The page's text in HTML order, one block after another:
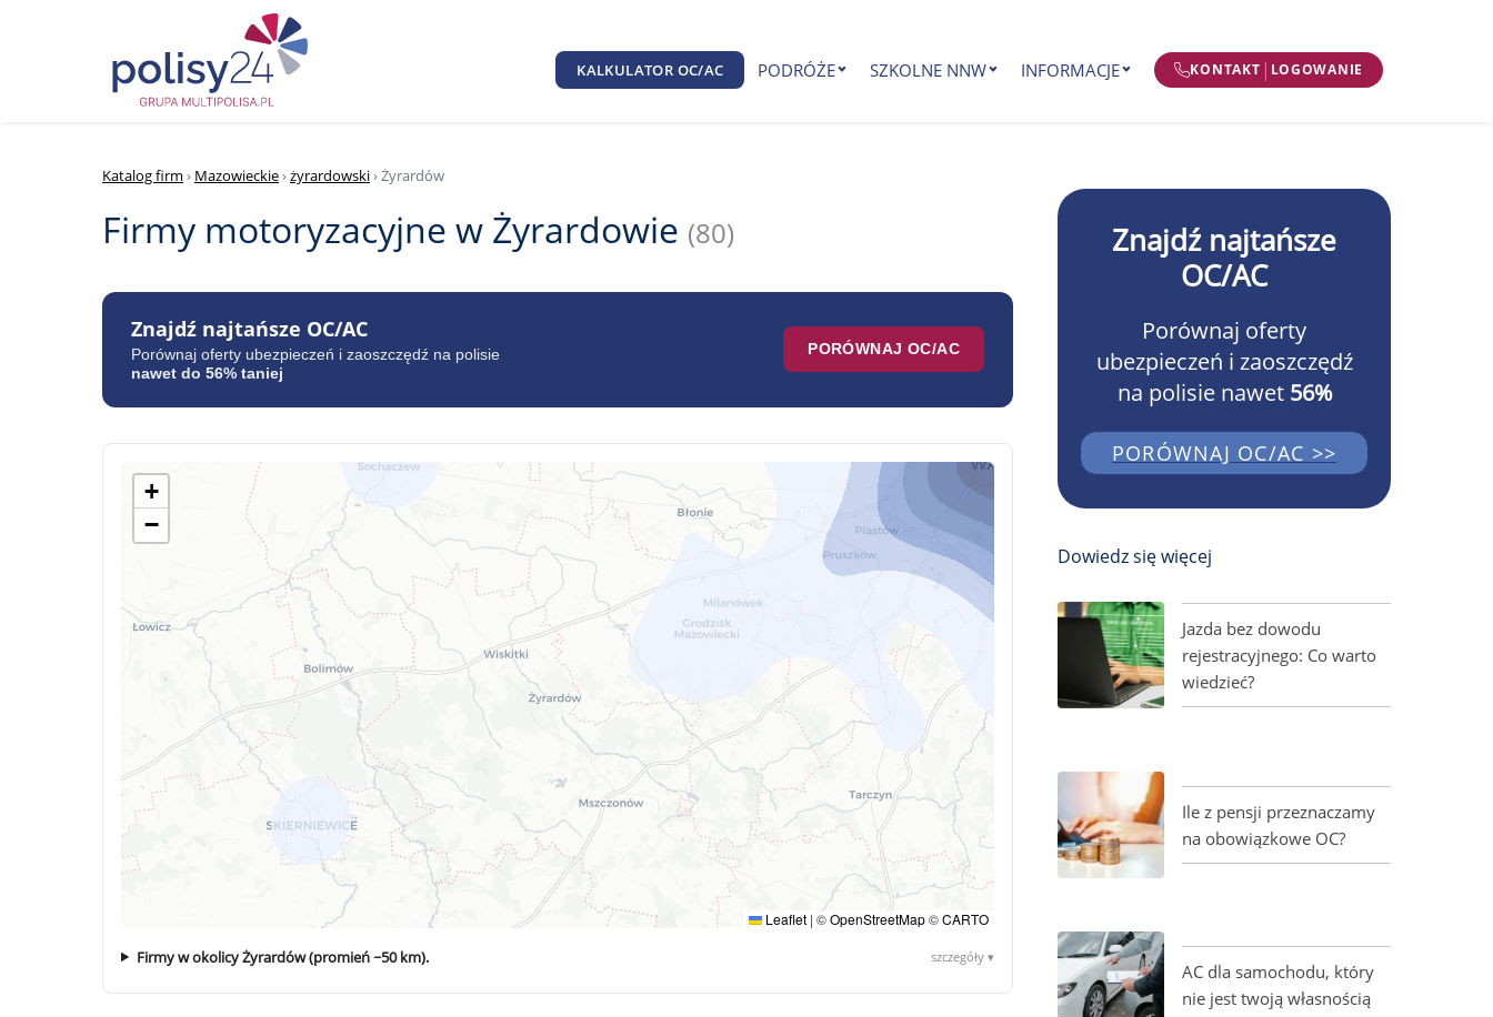
KALKULATOR OC/AC PODRÓŻE SZKOLNE NNW INFORMACJE KONTAKT | LOGOWANIE
Katalog firm › Mazowieckie›żyrardowski› Żyrardów
Firmy motoryzacyjne w Żyrardowie (80)
Znajdź najtańsze OC/AC
Porównaj oferty ubezpieczeń i zaoszczędź na polisie
nawet do 56% taniej
PORÓWNAJ OC/AC
+
−
Leaflet | ©OpenStreetMap©CARTO
Firmy w okolicy Żyrardów (promień ~50 km). szczegóły ▾
Znajdź najtańsze
OC/AC
Porównaj oferty
ubezpieczeń i zaoszczędź
na polisie nawet 56%
PORÓWNAJ OC/AC >>
Dowiedz się więcej
Jazda bez dowodu
rejestracyjnego: Co warto
wiedzieć?
Ile z pensji przeznaczamy
na obowiązkowe OC?
AC dla samochodu, który
nie jest twoją własnością